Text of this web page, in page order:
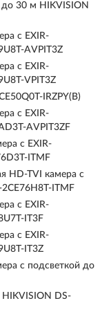
до 30 м HIKVISION
с EXIR-
AVPIT3Z
с EXIR-
VPIT3Z
IRZPY(B)
с EXIR-
AVPIT3ZF
с EXIR-
ITMF
HD-TVI камера с
ITMF
с EXIR-
IT3F
с EXIR-
IT3Z
с подсветкой до
HIKVISION DS-